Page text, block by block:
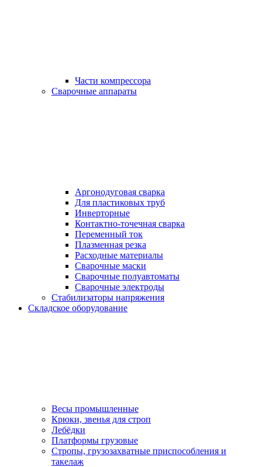
Части компрессора
Сварочные аппараты
Аргонодуговая сварка
Для пластиковых труб
Инверторные
Контактно-точечная сварка
Переменный ток
Плазменная резка
Расходные материалы
Сварочные маски
Сварочные полуавтоматы
Сварочные электроды
Стабилизаторы напряжения
Складское оборудование
Весы промышленные
Крюки, звенья для строп
Лебёдки
Платформы грузовые
Стропы, грузозахватные приспособления и
такелаж